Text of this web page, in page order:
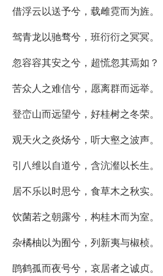
借浮云以送予兮，载雌霓而为旌。
驾青龙以驰骛兮，班衍衍之冥冥。
忽容容其安之兮，超慌忽其焉如？
苦众人之难信兮，愿离群而远举。
登峦山而远望兮，好桂树之冬荣。
观天火之炎炀兮，听大壑之波声。
引八维以自道兮，含沆瀣以长生。
居不乐以时思兮，食草木之秋实。
饮菌若之朝露兮，构桂木而为室。
杂橘柚以为囿兮，列新夷与椒桢。
鹍鹤孤而夜号兮，哀居者之诚贞。